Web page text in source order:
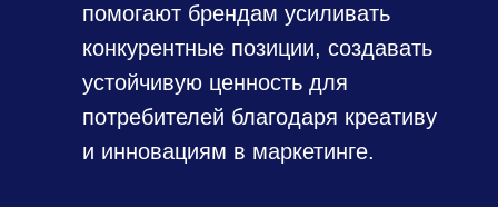
помогают брендам усиливать
конкурентные позиции, создавать
устойчивую ценность для
потребителей благодаря креативу
и инновациям в маркетинге.